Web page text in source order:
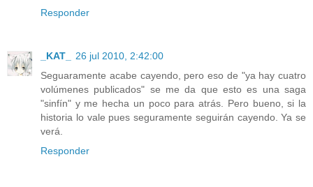
Responder
_KAT_
26 jul 2010, 2:42:00
Seguaramente acabe cayendo, pero eso de "ya hay cuatro
volúmenes publicados" se me da que esto es una saga
"sinfín" y me hecha un poco para atrás. Pero bueno, si la
historia lo vale pues seguramente seguirán cayendo. Ya se
verá.
Responder